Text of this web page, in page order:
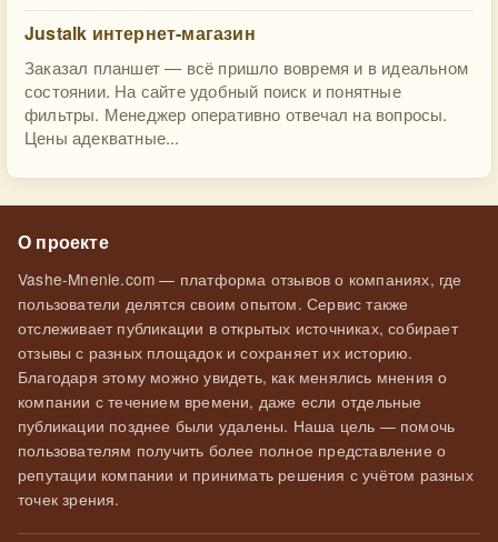
Justalk интернет-магазин
Заказал планшет — всё пришло вовремя и в идеальном
состоянии. На сайте удобный поиск и понятные
фильтры. Менеджер оперативно отвечал на вопросы.
Цены адекватные...
О проекте
Vashe-Mnenie.com — платформа отзывов о компаниях, где
пользователи делятся своим опытом. Сервис также
отслеживает публикации в открытых источниках, собирает
отзывы с разных площадок и сохраняет их историю.
Благодаря этому можно увидеть, как менялись мнения о
компании с течением времени, даже если отдельные
публикации позднее были удалены. Наша цель — помочь
пользователям получить более полное представление о
репутации компании и принимать решения с учётом разных
точек зрения.